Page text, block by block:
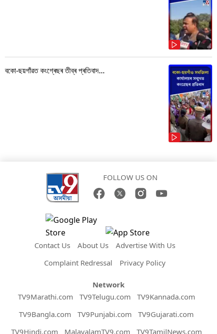
বকো-ছয়গাঁৱত কংগ্ৰেছৰ তীব্ৰ প্ৰতিবাদ...
FOLLOW US ON
Contact Us About Us
Advertise With Us
Complaint Redressal
Privacy Policy
Network
TV9Marathi.com
TV9Telugu.com
TV9Kannada.com
TV9Bangla.com
TV9Punjabi.com
TV9Gujarati.com
TV9Hindi.com
MalayalamTV9.com TV9TamilNews.com